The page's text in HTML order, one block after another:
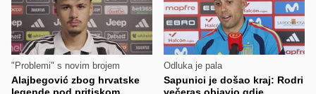
"Problemi" s novim brojem
Alajbegović zbog hrvatske
Odluka je pala
Sapunici je došao kraj: Rodri